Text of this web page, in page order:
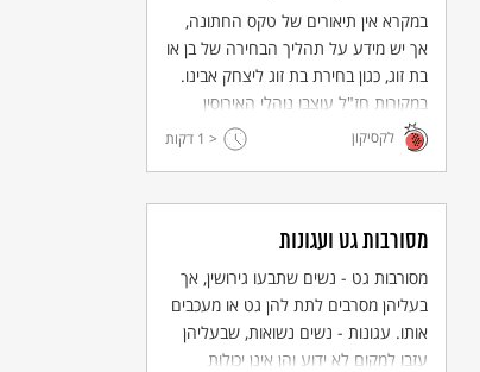
במקרא אין תיאורים של טקס החתונה,
אך יש מידע על תהליך הבחירה של בן או
בת זוג, כגון בחירת בת זוג ליצחק אבינו.
במקורות חז"ל עוצבו נוהלי האירוסין
והנישואין וגם טקס החופה ומשתה
החתונה.
לקסיקון < 1 דקות
מסורבות גט ועגונות
מסורבות גט - נשים שתבעו גירושין, אך
בעליהן מסרבים לתת להן גט או מעכבים
אותו. עגונות - נשים נשואות, שבעליהן
עזבו למקום לא ידוע והן אינן יכולות